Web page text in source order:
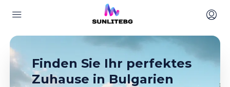
Finden Sie Ihr perfektes
Zuhause in Bulgarien